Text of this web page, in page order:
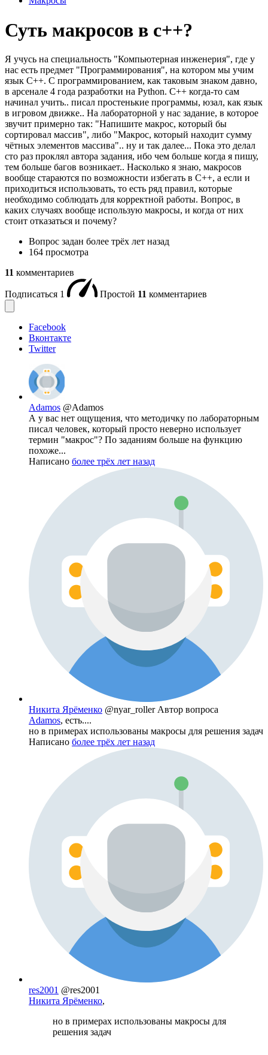
Суть макросов в с++?
Я учусь на специальность "Компьютерная инженерия", где у
нас есть предмет "Программирования", на котором мы учим
язык С++. С программированием, как таковым знаком давно,
в арсенале 4 года разработки на Python. С++ когда-то сам
начинал учить.. писал простенькие программы, юзал, как язык
в игровом движке.. На лабораторной у нас задание, в которое
звучит примерно так: "Напишите макрос, который бы
сортировал массив", либо "Макрос, который находит сумму
чётных элементов массива".. ну и так далее... Пока это делал
сто раз проклял автора задания, ибо чем больше когда я пишу,
тем больше багов возникает.. Насколько я знаю, макросов
вообще стараются по возможности избегать в С++, а если и
приходиться использовать, то есть ряд правил, которые
необходимо соблюдать для корректной работы. Вопрос, в
каких случаях вообще использую макросы, и когда от них
стоит отказаться и почему?
Вопрос задан более трёх лет назад
164 просмотра
11 комментариев
Подписаться 1 Простой 11 комментариев
Facebook
Вконтакте
Twitter
Adamos @Adamos
А у вас нет ощущения, что методичку по лабораторным
писал человек, который просто неверно использует
термин "макрос"? По заданиям больше на функцию
похоже...
Написано более трёх лет назад
Никита Ярёменко @nyar_roller Автор вопроса
Adamos, есть....
но в примерах использованы макросы для решения задач
Написано более трёх лет назад
res2001 @res2001
Никита Ярёменко,
но в примерах использованы макросы для
решения задач